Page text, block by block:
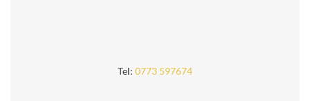
Tel: 0773 597674